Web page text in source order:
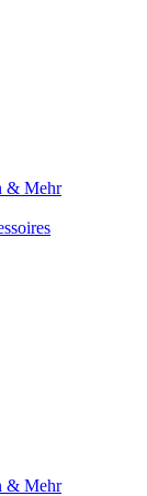
& Mehr
& Mehr